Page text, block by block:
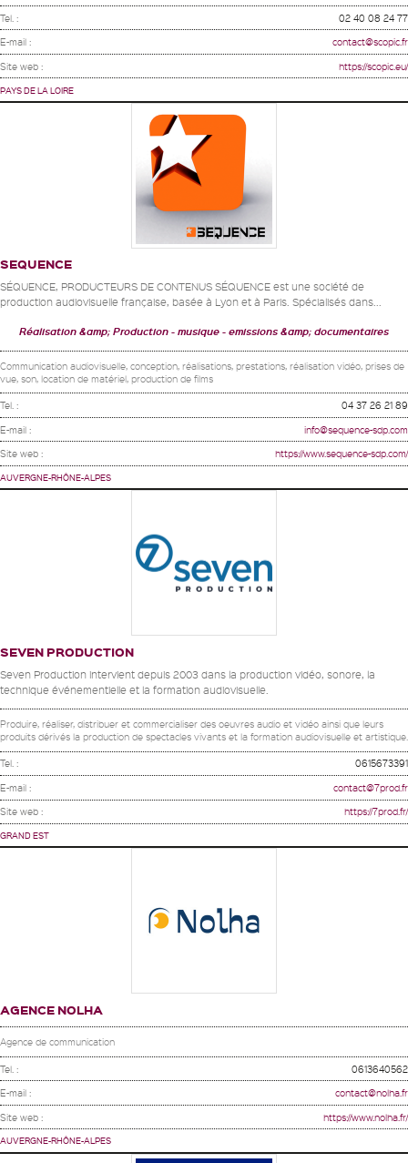
Tel. : 02 40 08 24 77
E-mail : contact@scopic.fr
Site web : https://scopic.eu/
PAYS DE LA LOIRE
SEQUENCE
SÉQUENCE, PRODUCTEURS DE CONTENUS SÉQUENCE est une société de
production audiovisuelle française, basée à Lyon et à Paris. Spécialisés dans...
Réalisation &amp; Production musique emissions &amp; documentaires
Communication audiovisuelle, conception, réalisations, prestations, réalisation vidéo, prises de
vue, son, location de matériel, production de films
Tel. : 04 37 26 21 89
E-mail : info@sequence-sdp.com
Site web : https://www.sequence-sdp.com/
AUVERGNE-RHÔNE-ALPES
SEVEN PRODUCTION
Seven Production intervient depuis 2003 dans la production vidéo, sonore, la
technique événementielle et la formation audiovisuelle.
Produire, réaliser, distribuer et commercialiser des oeuvres audio et vidéo ainsi que leurs
produits dérivés la production de spectacles vivants et la formation audiovisuelle et artistique.
Tel. : 0615673391
E-mail : contact@7prod.fr
Site web : https://7prod.fr/
GRAND EST
AGENCE NOLHA
Agence de communication
Tel. : 0613640562
E-mail : contact@nolha.fr
Site web : https://www.nolha.fr/
AUVERGNE-RHÔNE-ALPES